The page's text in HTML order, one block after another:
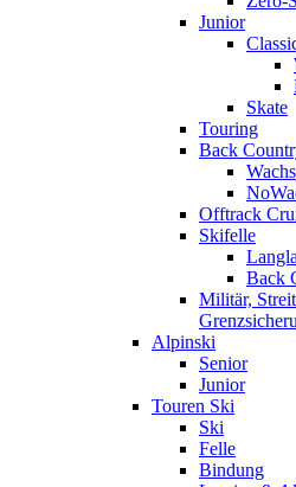
Junior
Skate
Touring
Back
Wachs
Offtrack
Skifelle
Back
Militär,
Alpinski
Senior
Junior
Touren Ski
Ski
Felle
Bindung